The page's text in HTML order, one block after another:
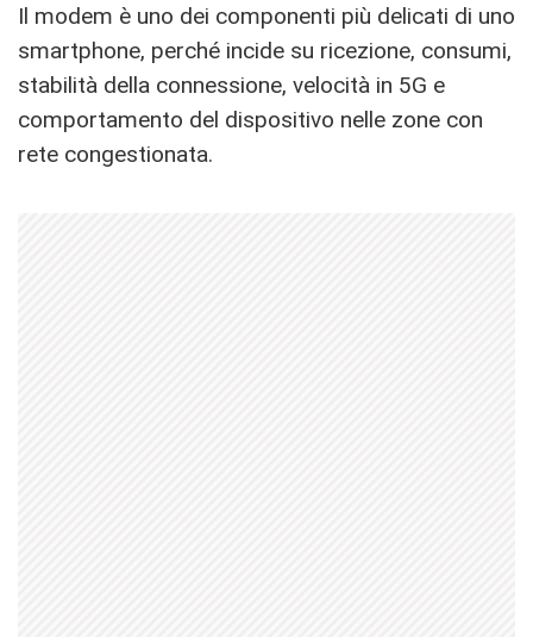
Il modem è uno dei componenti più delicati di uno
smartphone, perché incide su ricezione, consumi,
stabilità della connessione, velocità in 5G e
comportamento del dispositivo nelle zone con
rete congestionata.